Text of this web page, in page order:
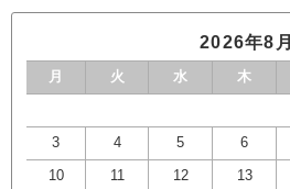
2026年8月
月 火 水 木
3 4 5 6
10 11 12 13